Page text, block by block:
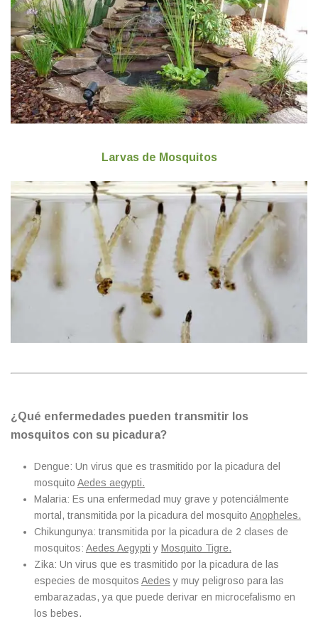
Larvas de Mosquitos
¿Qué enfermedades pueden transmitir los
mosquitos con su picadura?
Dengue: Un virus que es trasmitido por la picadura del
mosquito Aedes aegypti.
Malaria: Es una enfermedad muy grave y potenciálmente
mortal, transmitida por la picadura del mosquito Anopheles.
Chikungunya: transmitida por la picadura de 2 clases de
mosquitos: Aedes Aegypti y Mosquito Tigre.
Zika: Un virus que es trasmitido por la picadura de las
especies de mosquitos Aedes y muy peligroso para las
embarazadas, ya que puede derivar en microcefalismo en
los bebes.